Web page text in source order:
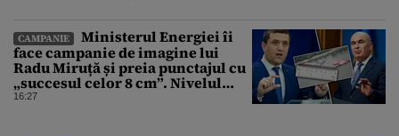
CAMPANIE
Ministerul Energiei îi
face campanie de imagine lui
Radu Miruță și preia punctajul cu
„succesul celor 8 cm”. Nivelul
Dunării a crescut cu 4 cm
16:27